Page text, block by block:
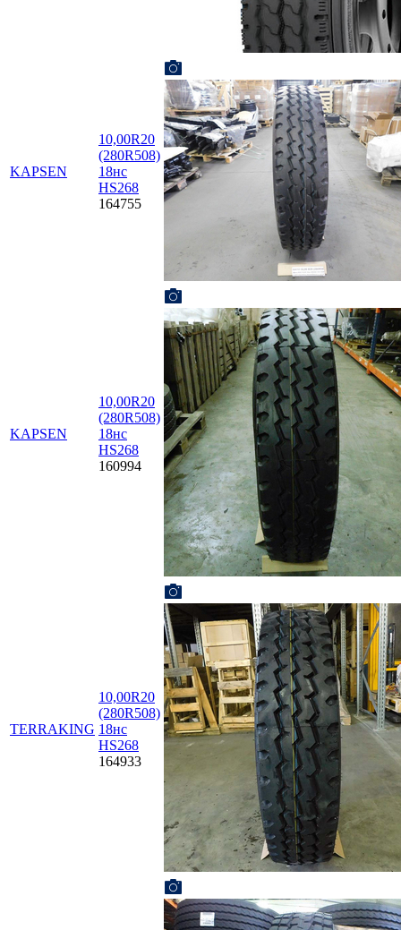
KAPSEN
10,00R20
(280R508)
18нс
HS268
164755
KAPSEN
10,00R20
(280R508)
18нс
HS268
160994
TERRAKING
10,00R20
(280R508)
18нс
HS268
164933